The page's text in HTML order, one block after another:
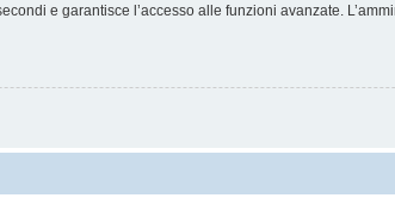
e garantisce l’accesso alle funzioni avanzate.